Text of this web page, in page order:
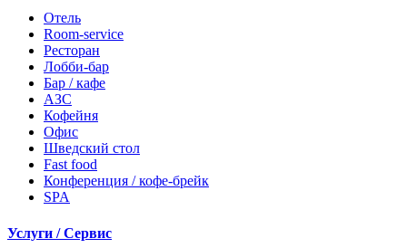
Отель
Room-service
Ресторан
Лобби-бар
Бар / кафе
АЗС
Кофейня
Офис
Шведский стол
Fast food
Конференция / кофе-брейк
SPA
Услуги / Сервис